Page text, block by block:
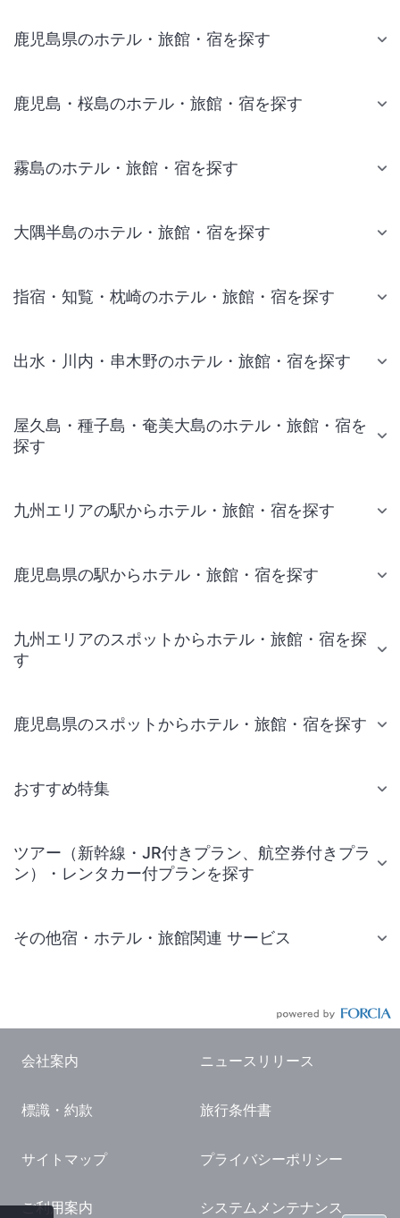
鹿児島県のホテル・旅館・宿を探す
鹿児島・桜島のホテル・旅館・宿を探す
霧島のホテル・旅館・宿を探す
大隅半島のホテル・旅館・宿を探す
指宿・知覧・枕崎のホテル・旅館・宿を探す
出水・川内・串木野のホテル・旅館・宿を探す
屋久島・種子島・奄美大島のホテル・旅館・宿を
探す
九州エリアの駅からホテル・旅館・宿を探す
鹿児島県の駅からホテル・旅館・宿を探す
九州エリアのスポットからホテル・旅館・宿を探
す
鹿児島県のスポットからホテル・旅館・宿を探す
おすすめ特集
ツアー（新幹線・JR付きプラン、航空券付きプラ
ン）・レンタカー付プランを探す
その他宿・ホテル・旅館関連 サービス
国内観光ガイド
旅行・観光情報
会社案内 ニュースリリース
標識・約款 旅行条件書
サイトマップ プライバシーポリシー
ご利用案内 システムメンテナンス